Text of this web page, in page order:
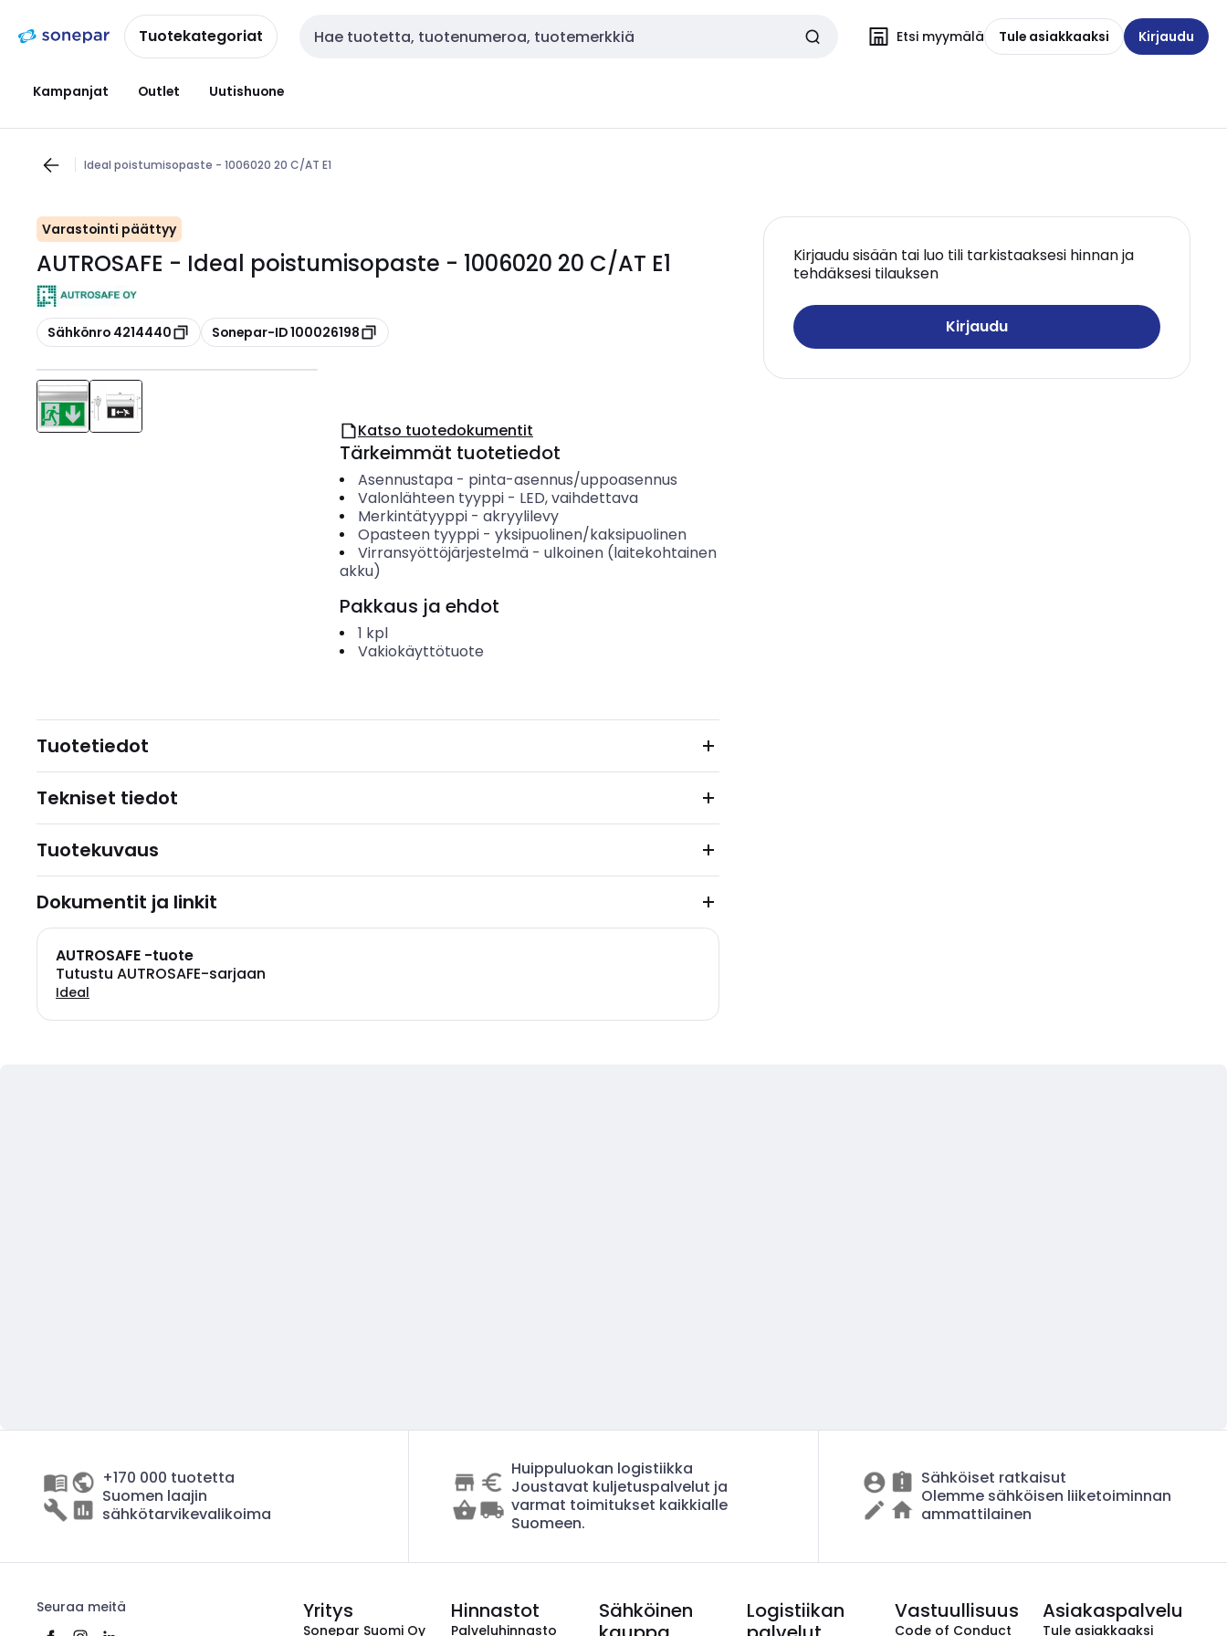
navigointiinsisältöönTuotekategoriat Haku Etsi myymälä Tule asiakkaaksi Kirjaudu
Kampanjat Outlet Uutishuone
Ideal poistumisopaste - 1006020 20 C/AT E1
Varastointi päättyy
AUTROSAFE - Ideal poistumisopaste - 1006020 20 C/AT E1
Kopioi
Sähkönro 4214440 Kopioi
Sonepar-ID 100026198
Kirjaudu sisään tai luo tili tarkistaaksesi hinnan ja
tehdäksesi tilauksen
Kirjaudu
Katso tuotedokumentit
Tärkeimmät tuotetiedot
Asennustapa- pinta-asennus/uppoasennus
Valonlähteen tyyppi- LED, vaihdettava
Merkintätyyppi- akryylilevy
Opasteen tyyppi- yksipuolinen/kaksipuolinen
Virransyöttöjärjestelmä- ulkoinen (laitekohtainen
akku)
Pakkaus ja ehdot
1 kpl
Vakiokäyttötuote
Tuotetiedot
Tekniset tiedot
Tuotekuvaus
Dokumentit ja linkit
AUTROSAFE -tuote
Tutustu AUTROSAFE-sarjaan
Ideal
+170 000 tuotetta
Suomen laajin
sähkötarvikevalikoima
Huippuluokan logistiikka
Joustavat kuljetuspalvelut ja
varmat toimitukset kaikkialle
Suomeen.
Sähköiset ratkaisut
Olemme sähköisen liiketoiminnan
ammattilainen
Seuraa meitä Yritys
Sonepar Suomi Oy
Hinnastot
Palveluhinnasto
Sähköinen
Logistiikan
Vastuullisuus
Code of Conduct
Asiakaspalvelu
Tule asiakkaaksi